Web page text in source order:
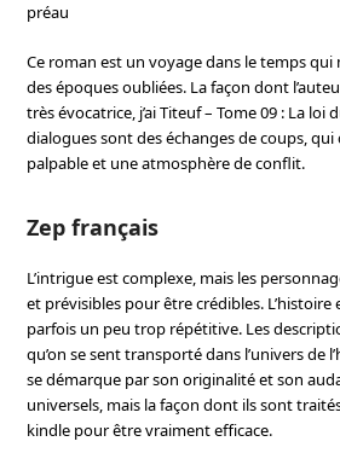
préau
Ce roman est un voyage dans le temps qui
des époques oubliées. La façon dont
très évocatrice, j’ai Titeuf – Tome 09 : La
dialogues sont des échanges de coups,
palpable et une atmosphère de conflit.
Zep français
L’intrigue est complexe, mais les
et prévisibles pour être crédibles. L’histoire
parfois un peu trop répétitive. Les
qu’on se sent transporté dans l’univers de
se démarque par son originalité et son
universels, mais la façon dont ils sont
kindle pour être vraiment efficace.